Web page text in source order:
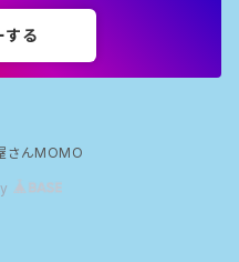
する
さんMOMO